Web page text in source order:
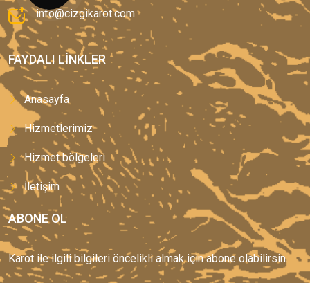
info@cizgikarot.com
FAYDALI LINKLER
Anasayfa
Hizmetlerimiz
Hizmet bölgeleri
İletişim
ABONE OL
Karot ile ilgili bilgileri öncelikli almak için abone olabilirsin.